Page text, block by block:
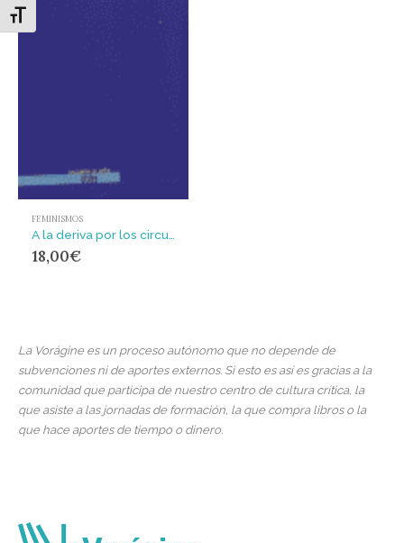
Alternar tamaño de letra
FEMINISMOS
A la deriva por los circuitos de la precariedad femenina
18,00€
La Vorágine es un proceso autónomo que no depende de
subvenciones ni de aportes externos. Si esto es así es gracias a la
comunidad que participa de nuestro centro de cultura crítica, la
que asiste a las jornadas de formación, la que compra libros o la
que hace aportes de tiempo o dinero.